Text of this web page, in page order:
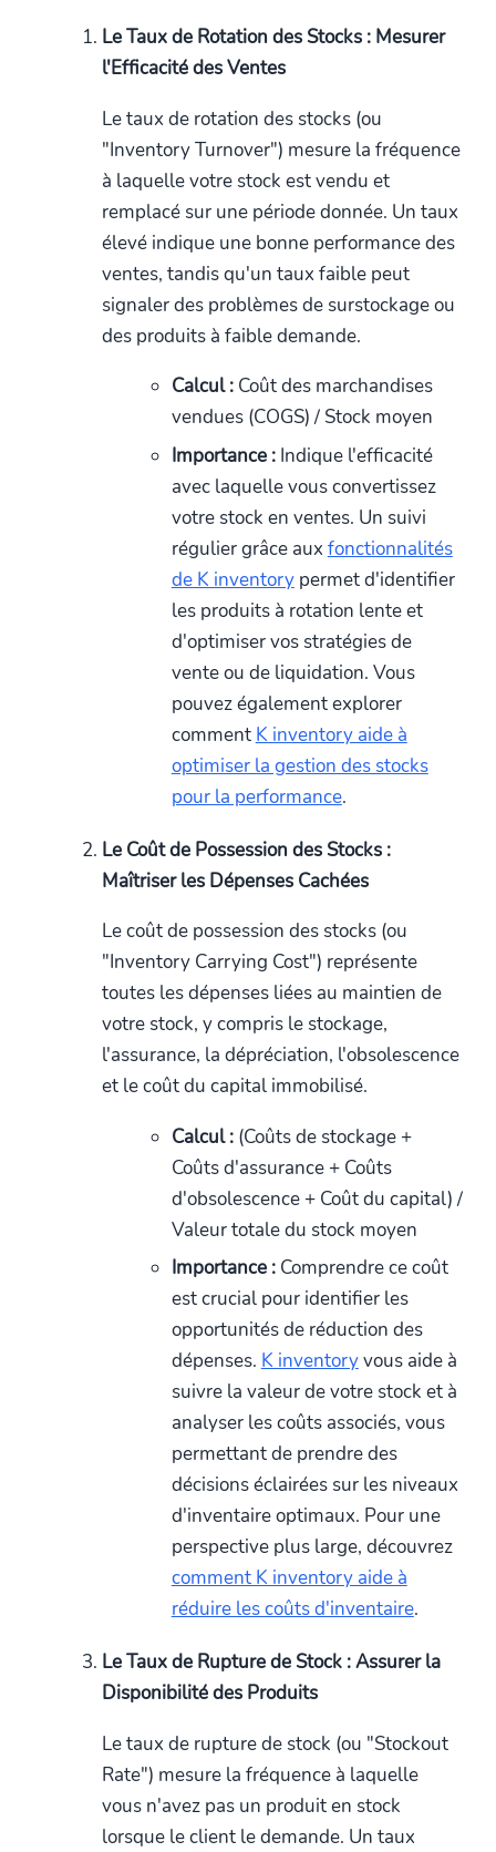
Le Taux de Rotation des Stocks : Mesurer
l'Efficacité des Ventes
Le taux de rotation des stocks (ou
"Inventory Turnover") mesure la fréquence
à laquelle votre stock est vendu et
remplacé sur une période donnée. Un taux
élevé indique une bonne performance des
ventes, tandis qu'un taux faible peut
signaler des problèmes de surstockage ou
des produits à faible demande.
Calcul :Coût des marchandises
vendues (COGS) / Stock moyen
Importance :Indique l'efficacité
avec laquelle vous convertissez
votre stock en ventes. Un suivi
régulier grâce aux fonctionnalités
de K inventorypermet d'identifier
les produits à rotation lente et
d'optimiser vos stratégies de
vente ou de liquidation. Vous
pouvez également explorer
comment K inventory aide à
optimiser la gestion des stocks
pour la performance.
Le Coût de Possession des Stocks :
Maîtriser les Dépenses Cachées
Le coût de possession des stocks (ou
"Inventory Carrying Cost") représente
toutes les dépenses liées au maintien de
votre stock, y compris le stockage,
l'assurance, la dépréciation, l'obsolescence
et le coût du capital immobilisé.
Calcul :(Coûts de stockage +
Coûts d'assurance + Coûts
d'obsolescence + Coût du capital) /
Valeur totale du stock moyen
Importance :Comprendre ce coût
est crucial pour identifier les
opportunités de réduction des
dépenses. K inventoryvous aide à
suivre la valeur de votre stock et à
analyser les coûts associés, vous
permettant de prendre des
décisions éclairées sur les niveaux
d'inventaire optimaux. Pour une
perspective plus large, découvrez
comment K inventory aide à
réduire les coûts d'inventaire.
Le Taux de Rupture de Stock : Assurer la
Disponibilité des Produits
Le taux de rupture de stock (ou "Stockout
Rate") mesure la fréquence à laquelle
vous n'avez pas un produit en stock
lorsque le client le demande. Un taux